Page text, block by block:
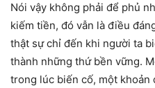
Nói vậy không phải để phủ
kiếm tiền, đó vẫn là điều
thật sự chỉ đến khi người ta
thành những thứ bền vững.
trong lúc biến cố, một khoản